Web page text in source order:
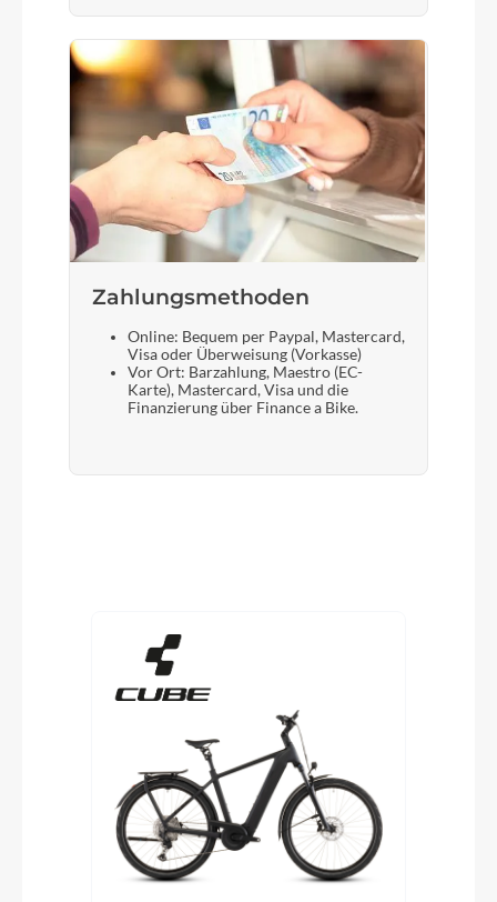
Zahlungsmethoden
Online: Bequem per Paypal, Mastercard,
Visa oder Überweisung (Vorkasse)
Vor Ort: Barzahlung, Maestro (EC-
Karte), Mastercard, Visa und die
Finanzierung über Finance a Bike.